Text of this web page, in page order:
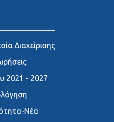
Διαχείρισης
2021 - 2027
Νέα